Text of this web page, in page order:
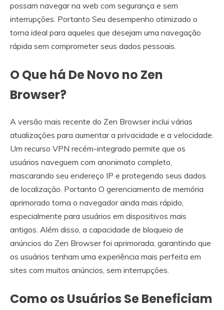
possam navegar na web com segurança e sem
interrupções. Portanto Seu desempenho otimizado o
torna ideal para aqueles que desejam uma navegação
rápida sem comprometer seus dados pessoais.
O Que há De Novo no Zen
Browser?
A versão mais recente do Zen Browser inclui várias
atualizações para aumentar a privacidade e a velocidade.
Um recurso VPN recém-integrado permite que os
usuários naveguem com anonimato completo,
mascarando seu endereço IP e protegendo seus dados
de localização. Portanto O gerenciamento de memória
aprimorado torna o navegador ainda mais rápido,
especialmente para usuários em dispositivos mais
antigos. Além disso, a capacidade de bloqueio de
anúncios do Zen Browser foi aprimorada, garantindo que
os usuários tenham uma experiência mais perfeita em
sites com muitos anúncios, sem interrupções.
Como os Usuários Se Beneficiam